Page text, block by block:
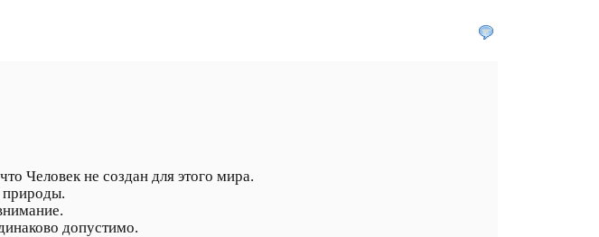
Человек не создан для этого мира.
природы.
допустимо.